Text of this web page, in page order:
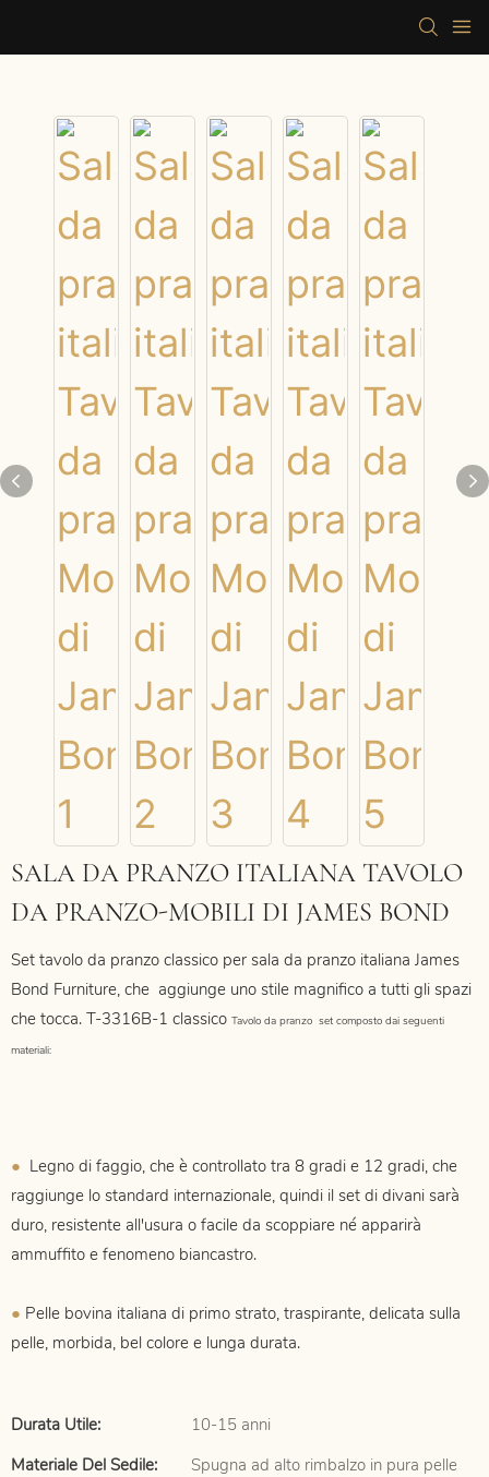
SALA DA PRANZO ITALIANA TAVOLO
DA PRANZO-MOBILI DI JAMES BOND
Set tavolo da pranzo classico per sala da pranzo italiana James
Bond Furniture, che aggiunge uno stile magnifico a tutti gli spazi
che tocca. T-3316B-1 classico Tavolo da pranzo set composto dai seguenti
materiali:
● Legno di faggio, che è controllato tra 8 gradi e 12 gradi, che
raggiunge lo standard internazionale, quindi il set di divani sarà
duro, resistente all'usura o facile da scoppiare né apparirà
ammuffito e fenomeno biancastro.
● Pelle bovina italiana di primo strato, traspirante, delicata sulla
pelle, morbida, bel colore e lunga durata.
Durata Utile:
10-15 anni
Materiale Del Sedile:
Spugna ad alto rimbalzo in pura pelle